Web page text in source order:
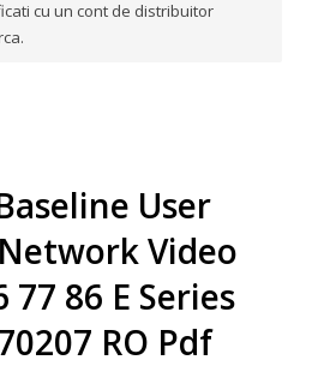
cu un cont de distribuitor
User
Video
77 86 E Series
RO Pdf